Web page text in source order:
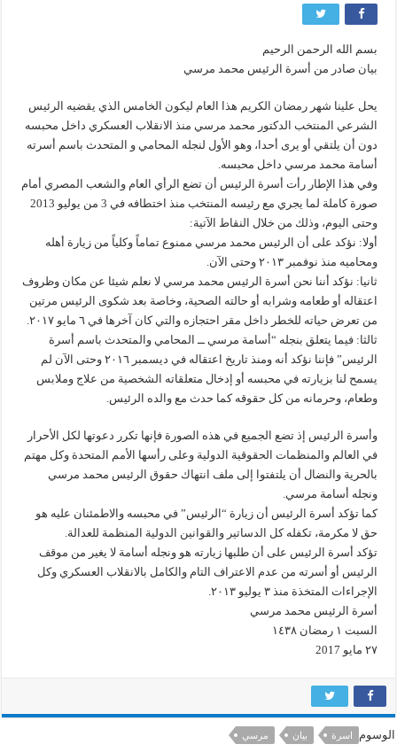
بسم الله الرحمن الرحيم
بيان صادر من أسرة الرئيس محمد مرسي
يحل علينا شهر رمضان الكريم هذا العام ليكون الخامس الذي يقضيه الرئيس
الشرعي المنتخب الدكتور محمد مرسي منذ الانقلاب العسكري داخل محبسه
دون أن يلتقي أو يرى أحدا، وهو الأول لنجله المحامي و المتحدث باسم أسرته
أسامة محمد مرسي داخل محبسه.
وفي هذا الإطار رأت أسرة الرئيس أن تضع الرأي العام والشعب المصري أمام
صورة كاملة لما يجري مع رئيسه المنتخب منذ اختطافه في 3 من يوليو 2013
وحتى اليوم، وذلك من خلال النقاط الآتية:
أولا: نؤكد على أن الرئيس محمد مرسي ممنوع تماماً وكلياً من زيارة أهله
ومحاميه منذ نوفمبر ٢٠١٣ وحتى الآن.
ثانيا: نؤكد أننا نحن أسرة الرئيس محمد مرسي لا نعلم شيئا عن مكان وظروف
اعتقاله أو طعامه وشرابه أو حالته الصحية، وخاصة بعد شكوى الرئيس مرتين
من تعرض حياته للخطر داخل مقر احتجازه والتي كان آخرها في ٦ مايو ٢٠١٧.
ثالثا: فيما يتعلق بنجله “أسامة مرسي ــ المحامي والمتحدث باسم أسرة
الرئيس” فإننا نؤكد أنه ومنذ تاريخ اعتقاله في ديسمبر ٢٠١٦ وحتى الآن لم
يسمح لنا بزيارته في محبسه أو إدخال متعلقاته الشخصية من علاج وملابس
وطعام، وحرمانه من كل حقوقه كما حدث مع والده الرئيس.
وأسرة الرئيس إذ تضع الجميع في هذه الصورة فإنها تكرر دعوتها لكل الأحرار
في العالم والمنظمات الحقوقية الدولية وعلى رأسها الأمم المتحدة وكل مهتم
بالحرية والنضال أن يلتفتوا إلى ملف انتهاك حقوق الرئيس محمد مرسي
ونجله أسامة مرسي.
كما تؤكد أسرة الرئيس أن زيارة “الرئيس” في محبسه والاطمئنان عليه هو
حق لا مكرمة، تكفله كل الدساتير والقوانين الدولية المنظمة للعدالة.
تؤكد أسرة الرئيس على أن طلبها زيارته هو ونجله أسامة لا يغير من موقف
الرئيس أو أسرته من عدم الاعتراف التام والكامل بالانقلاب العسكري وكل
الإجراءات المتخذة منذ ٣ يوليو ٢٠١٣.
أسرة الرئيس محمد مرسي
السبت ١ رمضان ١٤٣٨
٢٧ مايو 2017
الوسوم اسرة بيان مرسي